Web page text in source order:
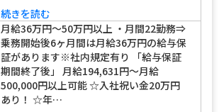
続きを読む
月給36万円～50万円以上 ・月間22勤務⇒
乗務開始後6ヶ月間は月給36万円の給与保
証があります※社内規定有り 「給与保証
期間終了後」 月給194,631円～月給
500,000円以上可能 ☆入社祝い金20万円
あり！ ☆年…